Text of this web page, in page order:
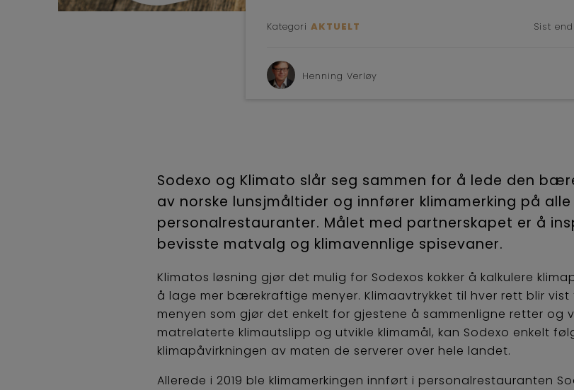
Kategori AKTUELT Sist
Henning Verløy
Sodexo og Klimato slår seg sammen for å lede den
av norske lunsjmåltider og innfører klimamerking på alle
personalrestauranter. Målet med partnerskapet er å
bevisste matvalg og klimavennlige spisevaner.
Klimatos løsning gjør det mulig for Sodexos kokker å kalkulere
å lage mer bærekraftige menyer. Klimaavtrykket til hver rett blir
menyen som gjør det enkelt for gjestene å sammenligne retter og
matrelaterte klimautslipp og utvikle klimamål, kan Sodexo enkelt
klimapåvirkningen av maten de serverer over hele landet.
Allerede i 2019 ble klimamerkingen innført i personalrestauranten